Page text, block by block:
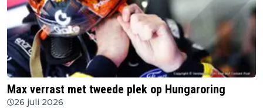
Max verrast met tweede plek op Hungaroring
26 juli 2026